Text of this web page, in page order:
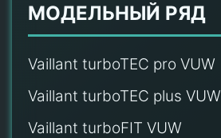
МОДЕЛЬНЫЙ РЯД
Vaillant turboTEC pro VUW
Vaillant turboTEC plus VUW
Vaillant turboFIT VUW